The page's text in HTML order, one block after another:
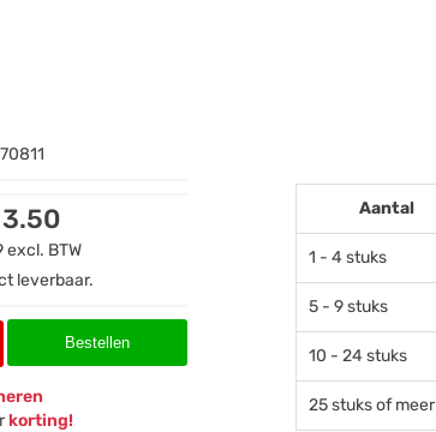
excl. BTW
leverbaar.
Bestellen
korting!
Aantal
1 - 4 stuks
5 - 9 stuks
10 - 24 stuks
25 stuks of meer